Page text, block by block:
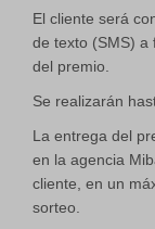
El cliente será
de texto (SMS) a
del premio.
Se realizarán
La entrega del
en la agencia
cliente, en un
sorteo.